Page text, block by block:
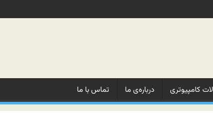
کامپیوتری درباره‌ی ما‌ تماس با ما